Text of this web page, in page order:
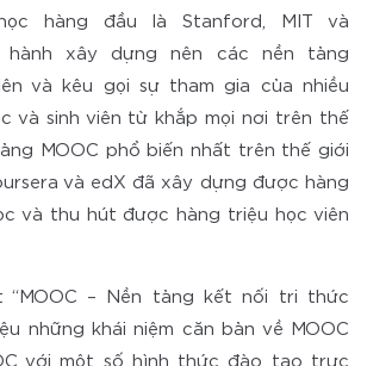
hàng đầu là Stanford, MIT và
hành xây dựng nên các nền tảng
và kêu gọi sự tham gia của nhiều
và sinh viên từ khắp mọi nơi trên thế
MOOC phổ biến nhất trên thế giới
và edX đã xây dựng được hàng
và thu hút được hàng triệu học viên
“MOOC – Nền tảng kết nối tri thức
những khái niệm căn bản về MOOC
với một số hình thức đào tạo trực